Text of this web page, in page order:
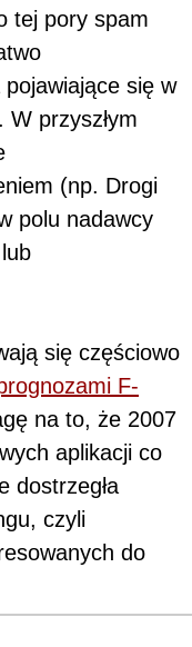
tej pory spam
się w
przyszłym
(np. Drogi
polu nadawcy
się częściowo
F-
na to, że 2007
aplikacji co
dostrzegła
czyli
do